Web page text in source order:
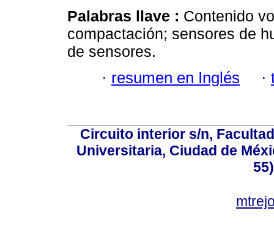
Palabras llave : Contenido
compactación; sensores de
de sensores.
· resumen en Inglés ·
Circuito interior s/n,
Universitaria, Ciudad de